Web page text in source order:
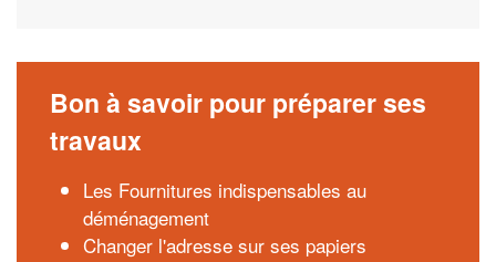
Bon à savoir pour préparer ses
travaux
Les Fournitures indispensables au
déménagement
Changer l'adresse sur ses papiers